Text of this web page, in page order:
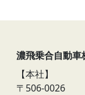
濃飛乗合自動車
【本社】
〒506-0026